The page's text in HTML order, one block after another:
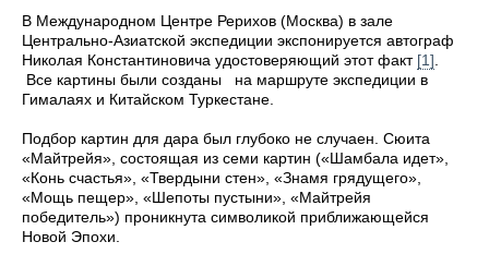
В Международном Центре Рерихов (Москва) в зале
Центрально-Азиатской экспедиции экспонируется автограф
Николая Константиновича удостоверяющий этот факт [1]
Все картины были созданы на маршруте экспедиции в
Гималаях и Китайском Туркестане.
Подбор картин для дара был глубоко не случаен. Сюита
«Майтрейя», состоящая из семи картин («Шамбала идет»,
«Конь счастья», «Твердыни стен», «Знамя грядущего»,
«Мощь пещер», «Шепоты пустыни», «Майтрейя
победитель») проникнута символикой приближающейся
Новой Эпохи.